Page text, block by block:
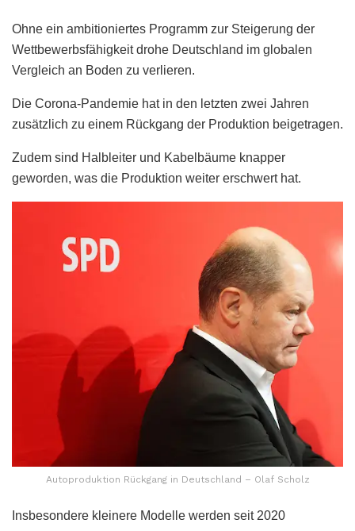
Ohne ein ambitioniertes Programm zur Steigerung der
Wettbewerbsfähigkeit drohe Deutschland im globalen
Vergleich an Boden zu verlieren.
Die Corona-Pandemie hat in den letzten zwei Jahren
zusätzlich zu einem Rückgang der Produktion beigetragen.
Zudem sind Halbleiter und Kabelbäume knapper
geworden, was die Produktion weiter erschwert hat.
Autoproduktion Rückgang in Deutschland – Olaf Scholz
Insbesondere kleinere Modelle werden seit 2020